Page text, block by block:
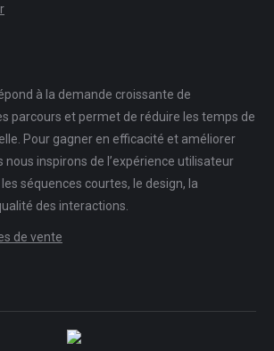
à la demande croissante de
parcours et permet de réduire les temps de
Pour gagner en efficacité et améliorer
nous inspirons de l’expérience utilisateur
séquences courtes, le design, la
des interactions.
de vente